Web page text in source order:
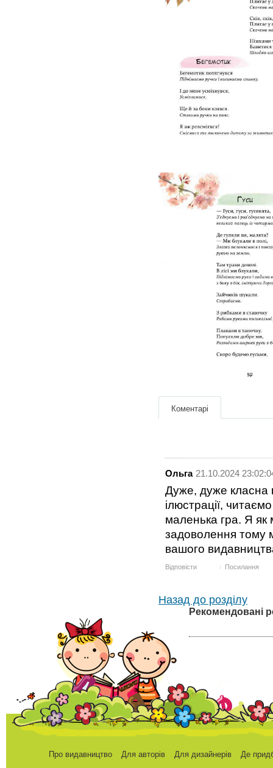
Коментарі
Ольга 21.10.2024
Дуже, дуже класна
ілюстрації,
маленька гра. Я
задоволення тому
вашого
Відповісти Посилання
Назад до розділу
Рекомендовані
Про видавництво Для авторів Для дизайнерів Де